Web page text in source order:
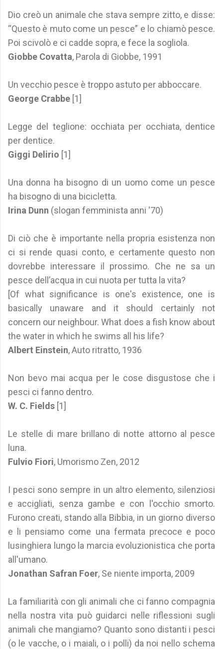
Dio creò un animale che stava sempre zitto, e disse:
“Questo è muto come un pesce” e lo chiamò pesce.
Poi scivolò e ci cadde sopra, e fece la sogliola.
Giobbe Covatta, Parola di Giobbe, 1991
Un vecchio pesce è troppo astuto per abboccare.
George Crabbe [1]
Legge del teglione: occhiata per occhiata, dentice
per dentice.
Giggi Delirio [1]
Una donna ha bisogno di un uomo come un pesce
ha bisogno di una bicicletta.
Irina Dunn (slogan femminista anni '70)
Di ciò che è importante nella propria esistenza non
ci si rende quasi conto, e certamente questo non
dovrebbe interessare il prossimo. Che ne sa un
pesce dell’acqua in cui nuota per tutta la vita?
[Of what significance is one's existence, one is
basically unaware and it should certainly not
concern our neighbour. What does a fish know about
the water in which he swims all his life?
Albert Einstein, Auto ritratto, 1936
Non bevo mai acqua per le cose disgustose che i
pesci ci fanno dentro.
W. C. Fields [1]
Le stelle di mare brillano di notte attorno al pesce
luna.
Fulvio Fiori, Umorismo Zen, 2012
I pesci sono sempre in un altro elemento, silenziosi
e accigliati, senza gambe e con l'occhio smorto.
Furono creati, stando alla Bibbia, in un giorno diverso
e li pensiamo come una fermata precoce e poco
lusinghiera lungo la marcia evoluzionistica che porta
all'umano.
Jonathan Safran Foer, Se niente importa, 2009
La familiarità con gli animali che ci fanno compagnia
nella nostra vita può guidarci nelle riflessioni sugli
animali che mangiamo? Quanto sono distanti i pesci
(o le vacche, o i maiali, o i polli) da noi nello schema